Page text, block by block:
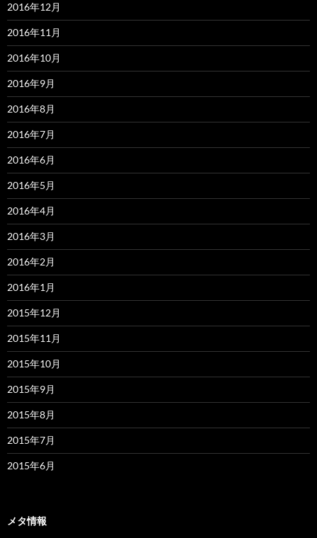
2016年12月
2016年11月
2016年10月
2016年9月
2016年8月
2016年7月
2016年6月
2016年5月
2016年4月
2016年3月
2016年2月
2016年1月
2015年12月
2015年11月
2015年10月
2015年9月
2015年8月
2015年7月
2015年6月
メタ情報